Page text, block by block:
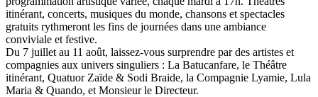
itinérant, concerts, musiques du monde, chansons et spectacles
gratuits rythmeront les fins de journées dans une ambiance
conviviale et festive.
Du 7 juillet au 11 août, laissez-vous surprendre par des artistes et
compagnies aux univers singuliers : La Batucanfare, le Théâtre
itinérant, Quatuor Zaïde & Sodi Braide, la Compagnie Lyamie, Lula
Maria & Quando, et Monsieur le Directeur.